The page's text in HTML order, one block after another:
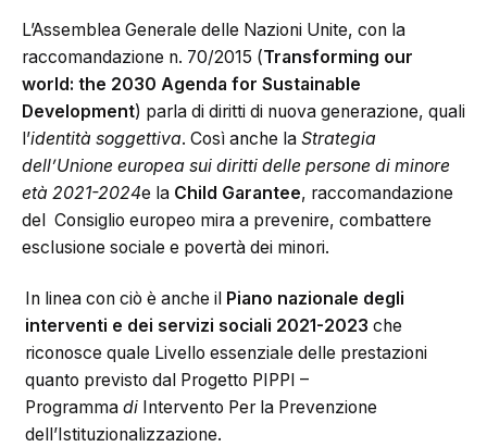
L’Assemblea Generale delle Nazioni Unite, con la
raccomandazione n. 70/2015 (Transforming our
world: the 2030 Agenda for Sustainable
Development) parla di diritti di nuova generazione, quali
l’identità soggettiva. Così anche la Strategia
dell’Unione europea sui diritti delle persone di minore
età 2021-2024e la Child Garantee, raccomandazione
del Consiglio europeo mira a prevenire, combattere
esclusione sociale e povertà dei minori.
In linea con ciò è anche il Piano nazionale degli
interventi e dei servizi sociali 2021-2023 che
riconosce quale Livello essenziale delle prestazioni
quanto previsto dal Progetto PIPPI –
Programma di Intervento Per la Prevenzione
dell’Istituzionalizzazione.